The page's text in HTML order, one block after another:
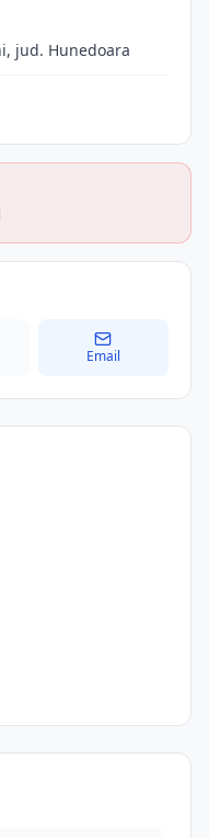
jud. Hunedoara
Email